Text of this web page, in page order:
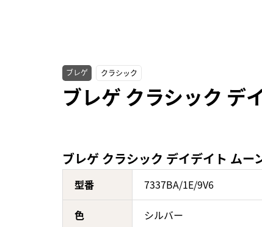
ブレゲ クラシック
ブレゲ クラシック デ
ブレゲ クラシック デイデイト ム
型番 7337BA/1E/9V6
色 シルバー